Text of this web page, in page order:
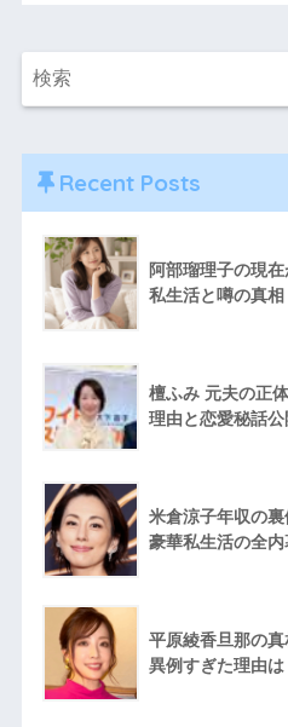
Recent Posts
阿部瑠理子の現
私生活と噂の真相
檀ふみ 元夫の正
理由と恋愛秘話公
米倉涼子年収の
豪華私生活の全内
平原綾香旦那の
異例すぎた理由は